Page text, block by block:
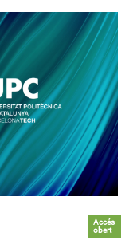
Accés
obert